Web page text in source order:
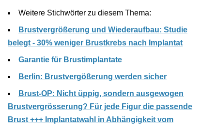
Weitere Stichwörter zu diesem Thema:
Brustvergrößerung und Wiederaufbau: Studie
belegt - 30% weniger Brustkrebs nach Implantat
Garantie für Brustimplantate
Berlin: Brustvergößerung werden sicher
Brust-OP: Nicht üppig, sondern ausgewogen
Brustvergrösserung? Für jede Figur die passende
Brust +++ Implantatwahl in Abhängigkeit vom